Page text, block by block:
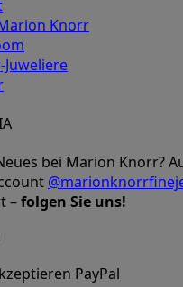
Knorr
bei Marion Knorr?
–folgen Sie uns!